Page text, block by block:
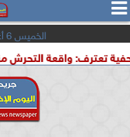

الخميس 6 أغسطس 2026
التحرش مزعومة